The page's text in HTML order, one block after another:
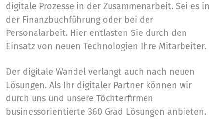
digitale Prozesse in der Zusammenarbeit. Sei es in
der Finanzbuchführung oder bei der
Personalarbeit. Hier entlasten Sie durch den
Einsatz von neuen Technologien Ihre Mitarbeiter.
Der digitale Wandel verlangt auch nach neuen
Lösungen. Als Ihr digitaler Partner können wir
durch uns und unsere Töchterfirmen
businessorientierte 360 Grad Lösungen anbieten.